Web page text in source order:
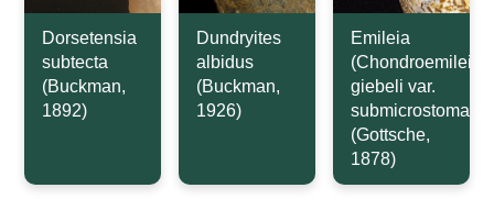
Dorsetensia
subtecta
(Buckman,
1892)
Dundryites
albidus
(Buckman,
1926)
Emileia
(Chondroemileia)
giebeli var.
submicrostoma
(Gottsche,
1878)